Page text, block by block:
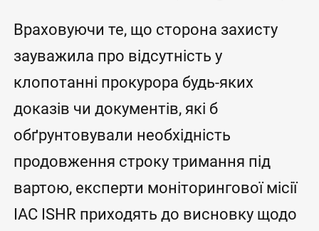
Враховуючи те, що сторона захисту
зауважила про відсутність у
клопотанні прокурора будь-яких
доказів чи документів, які б
обґрунтовували необхідність
продовження строку тримання під
вартою, експерти моніторингової місії
IAC ISHR приходять до висновку щодо